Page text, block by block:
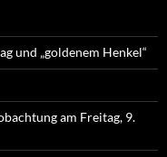
und „goldenem Henkel“
am Freitag, 9.